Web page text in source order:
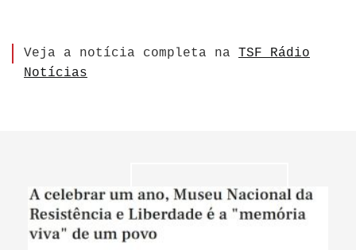
Veja a notícia completa na TSF Rádio
Notícias